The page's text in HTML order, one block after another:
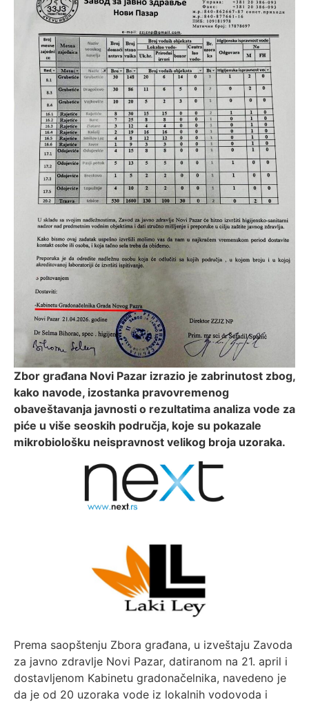
Zbor građana Novi Pazar izrazio je zabrinutost zbog,
kako navode, izostanka pravovremenog
obaveštavanja javnosti o rezultatima analiza vode za
piće u više seoskih područja, koje su pokazale
mikrobiološku neispravnost velikog broja uzoraka.
Prema saopštenju Zbora građana, u izveštaju Zavoda
za javno zdravlje Novi Pazar, datiranom na 21. april i
dostavljenom Kabinetu gradonačelnika, navedeno je
da je od 20 uzoraka vode iz lokalnih vodovoda i